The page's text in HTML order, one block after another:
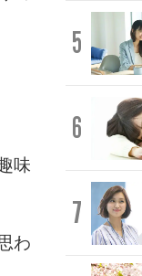
味
わ
5
6
7